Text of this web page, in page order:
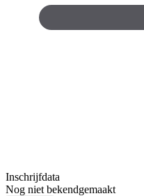
Inschrijfdata
Nog niet bekendgemaakt